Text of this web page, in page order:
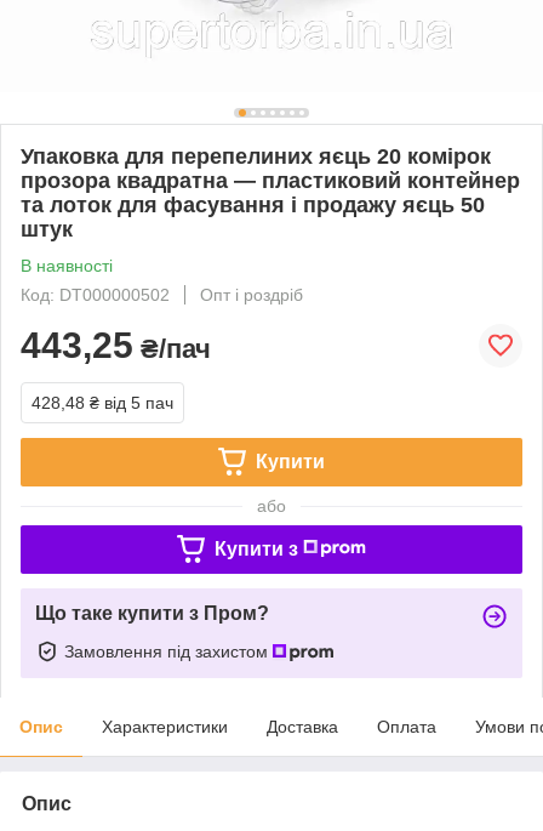
Упаковка для перепелиних яєць 20 комірок
прозора квадратна — пластиковий контейнер
та лоток для фасування і продажу яєць 50
штук
В наявності
Код: DT000000502
Опт і роздріб
443,25 ₴/пач
428,48 ₴ від 5 пач
Купити
або
Купити з
Що таке купити з Пром?
Замовлення під захистом
Опис Характеристики Доставка Оплата Умови
Опис